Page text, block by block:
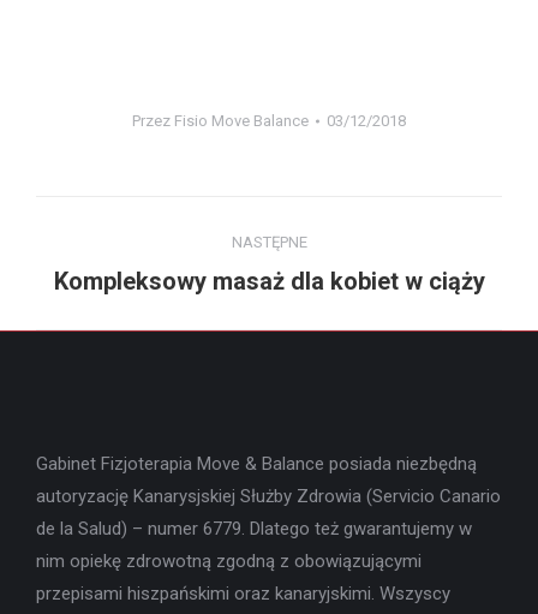
Przez Fisio Move Balance 03/12/2018
navigation
NASTĘPNE
Next
Kompleksowy masaż dla kobiet w ciąży
Gabinet Fizjoterapia Move & Balance posiada niezbędną
autoryzację Kanarysjskiej Służby Zdrowia (Servicio Canario
de la Salud) – numer 6779. Dlatego też gwarantujemy w
nim opiekę zdrowotną zgodną z obowiązującymi
przepisami hiszpańskimi oraz kanaryjskimi. Wszyscy